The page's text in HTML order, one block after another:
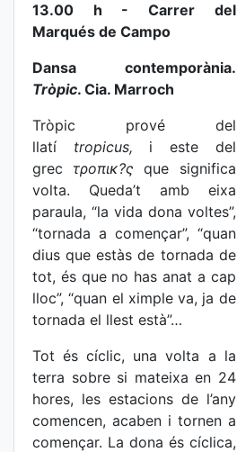
13.00 h - Carrer del
Marqués de Campo
Dansa contemporània.
Tròpic. Cia. Marroch
Tròpic prové del
llatí tropicus, i este del
grecτροπικ?ς que significa
volta. Queda’t amb eixa
paraula, “la vida dona voltes”,
“tornada a començar”, “quan
dius que estàs de tornada de
tot, és que no has anat a cap
lloc”, “quan el ximple va, ja de
tornada el llest està”…
Tot és cíclic, una volta a la
terra sobre si mateixa en 24
hores, les estacions de l’any
comencen, acaben i tornen a
començar. La dona és cíclica,